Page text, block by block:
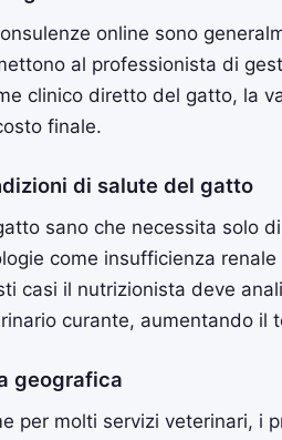
online sono
al professionista di
clinico diretto del gatto, la
finale.
di salute del gatto
sano che necessita solo
come insufficienza
casi il nutrizionista deve
curante, aumentando il
geografica
per molti servizi veterinari, i